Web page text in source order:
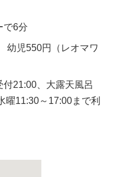
で6分
児550円（レオマワ
21:00、大露天風呂
曜11:30～17:00まで利